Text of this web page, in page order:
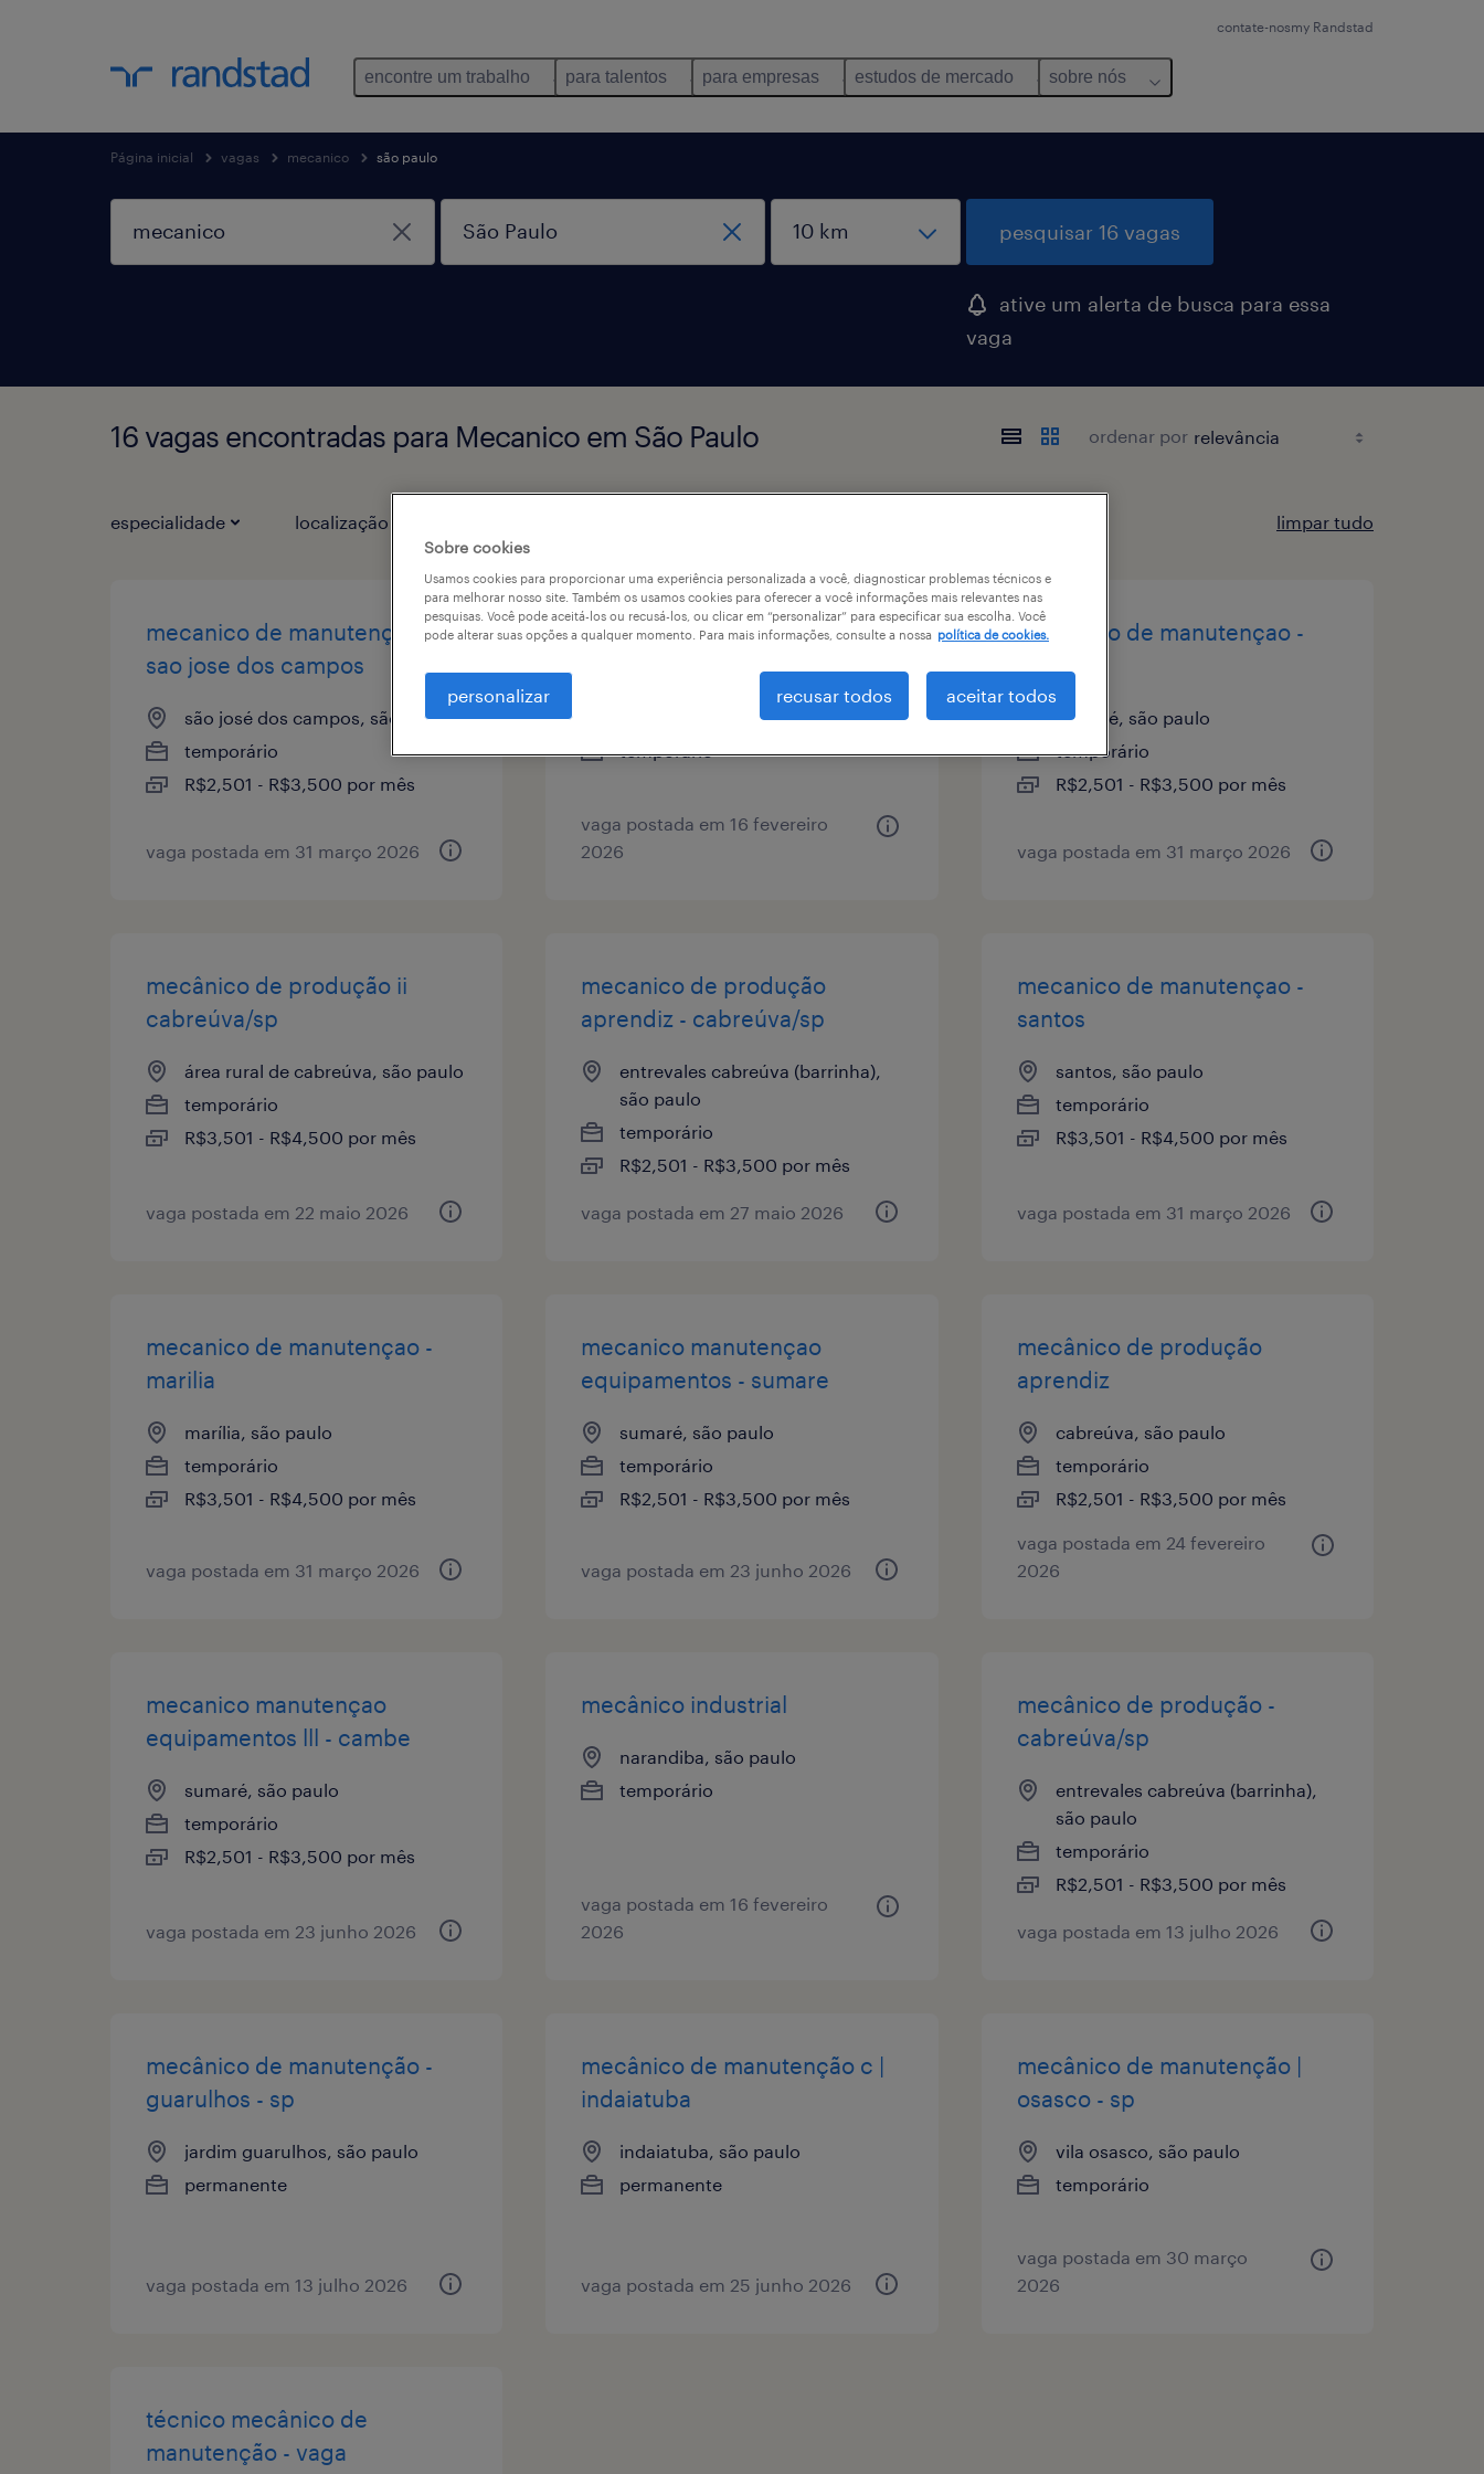
contate-nosmy Randstad
encontre um trabalho para talentos para empresas estudos de mercado sobre nós
Página inicial vagas mecanico são paulo
pesquisar 16 vagas
ative um alerta de busca para essa
vaga
16 vagas encontradas para Mecanico em São Paulo ordenar por
especialidade localização limpar tudo
mecanico de manutençao -
sao jose dos campos
são josé dos campos, são paulo
temporário
R$2,501 - R$3,500 por mês
vaga postada em 31 março 2026
mecânico industrial |
narandiba, são paulo
temporário
vaga postada em 16 fevereiro
2026
mecanico de manutençao -
sumare
sumaré, são paulo
temporário
R$2,501 - R$3,500 por mês
vaga postada em 31 março 2026
mecânico de produção ii
cabreúva/sp
área rural de cabreúva, são paulo
temporário
R$3,501 - R$4,500 por mês
vaga postada em 22 maio 2026
mecanico de produção
aprendiz - cabreúva/sp
entrevales cabreúva (barrinha),
são paulo
temporário
R$2,501 - R$3,500 por mês
vaga postada em 27 maio 2026
mecanico de manutençao -
santos
santos, são paulo
temporário
R$3,501 - R$4,500 por mês
vaga postada em 31 março 2026
mecanico de manutençao -
marilia
marília, são paulo
temporário
R$3,501 - R$4,500 por mês
vaga postada em 31 março 2026
mecanico manutençao
equipamentos - sumare
sumaré, são paulo
temporário
R$2,501 - R$3,500 por mês
vaga postada em 23 junho 2026
mecânico de produção
aprendiz
cabreúva, são paulo
temporário
R$2,501 - R$3,500 por mês
vaga postada em 24 fevereiro
2026
mecanico manutençao
equipamentos lll - cambe
sumaré, são paulo
temporário
R$2,501 - R$3,500 por mês
vaga postada em 23 junho 2026
mecânico industrial
narandiba, são paulo
temporário
vaga postada em 16 fevereiro
2026
mecânico de produção -
cabreúva/sp
entrevales cabreúva (barrinha),
são paulo
temporário
R$2,501 - R$3,500 por mês
vaga postada em 13 julho 2026
mecânico de manutenção -
guarulhos - sp
jardim guarulhos, são paulo
permanente
vaga postada em 13 julho 2026
mecânico de manutenção c |
indaiatuba
indaiatuba, são paulo
permanente
vaga postada em 25 junho 2026
mecânico de manutenção |
osasco - sp
vila osasco, são paulo
temporário
vaga postada em 30 março
2026
técnico mecânico de
manutenção - vaga
Sobre cookies
Usamos cookies para proporcionar uma experiência personalizada a você, diagnosticar problemas técnicos e
para melhorar nosso site. Também os usamos cookies para oferecer a você informações mais relevantes nas
pesquisas. Você pode aceitá-los ou recusá-los, ou clicar em “personalizar” para especificar sua escolha. Você
pode alterar suas opções a qualquer momento. Para mais informações, consulte a nossa política de cookies.
personalizar recusar todos aceitar todos